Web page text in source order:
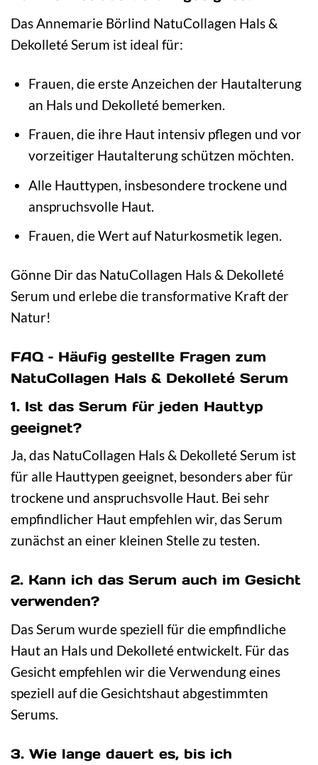
Das Annemarie Börlind NatuCollagen Hals &
Dekolleté Serum ist ideal für:
Frauen, die erste Anzeichen der Hautalterung
an Hals und Dekolleté bemerken.
Frauen, die ihre Haut intensiv pflegen und vor
vorzeitiger Hautalterung schützen möchten.
Alle Hauttypen, insbesondere trockene und
anspruchsvolle Haut.
Frauen, die Wert auf Naturkosmetik legen.
Gönne Dir das NatuCollagen Hals & Dekolleté
Serum und erlebe die transformative Kraft der
Natur!
FAQ – Häufig gestellte Fragen zum
NatuCollagen Hals & Dekolleté Serum
1. Ist das Serum für jeden Hauttyp
geeignet?
Ja, das NatuCollagen Hals & Dekolleté Serum ist
für alle Hauttypen geeignet, besonders aber für
trockene und anspruchsvolle Haut. Bei sehr
empfindlicher Haut empfehlen wir, das Serum
zunächst an einer kleinen Stelle zu testen.
2. Kann ich das Serum auch im Gesicht
verwenden?
Das Serum wurde speziell für die empfindliche
Haut an Hals und Dekolleté entwickelt. Für das
Gesicht empfehlen wir die Verwendung eines
speziell auf die Gesichtshaut abgestimmten
Serums.
3. Wie lange dauert es, bis ich